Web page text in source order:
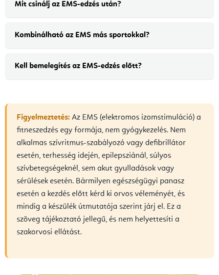
Mit csinálj az EMS-edzés után?
Kombinálható az EMS más sportokkal?
Kell bemelegítés az EMS-edzés előtt?
Figyelmeztetés: Az EMS (elektromos izomstimuláció) a
fitneszedzés egy formája, nem gyógykezelés. Nem
alkalmas szívritmus-szabályozó vagy defibrillátor
esetén, terhesség idején, epilepsziánál, súlyos
szívbetegségeknél, sem akut gyulladások vagy
sérülések esetén. Bármilyen egészségügyi panasz
esetén a kezdés előtt kérd ki orvos véleményét, és
mindig a készülék útmutatója szerint járj el. Ez a
szöveg tájékoztató jellegű, és nem helyettesíti a
szakorvosi ellátást.